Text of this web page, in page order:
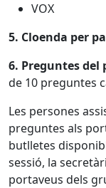
VOX
5. Cloenda per
6. Preguntes del
de 10 preguntes
Les persones
preguntes als
butlletes
sessió, la
portaveus dels